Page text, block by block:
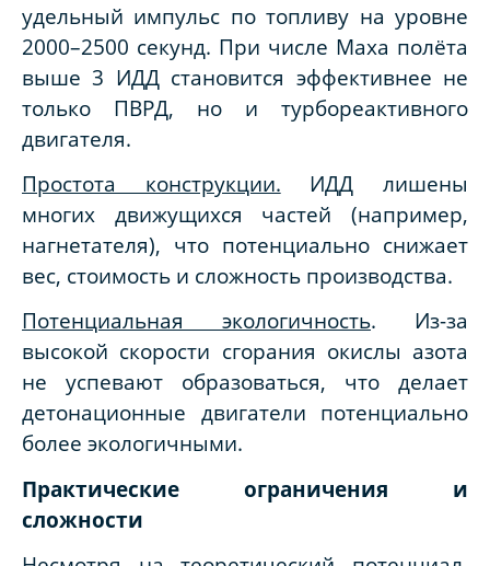
удельный импульс по топливу на уровне
2000–2500 секунд. При числе Маха полёта
выше 3 ИДД становится эффективнее не
только ПВРД, но и турбореактивного
двигателя.
Простота конструкции. ИДД лишены
многих движущихся частей (например,
нагнетателя), что потенциально снижает
вес, стоимость и сложность производства.
Потенциальная экологичность. Из-за
высокой скорости сгорания окислы азота
не успевают образоваться, что делает
детонационные двигатели потенциально
более экологичными.
Практические ограничения и
сложности